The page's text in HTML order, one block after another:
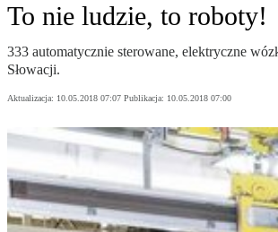
To nie ludzie, to roboty!
333 automatycznie sterowane, elektryczne
Słowacji.
Aktualizacja: 10.05.2018 07:07 Publikacja: 10.05.2018 07:00